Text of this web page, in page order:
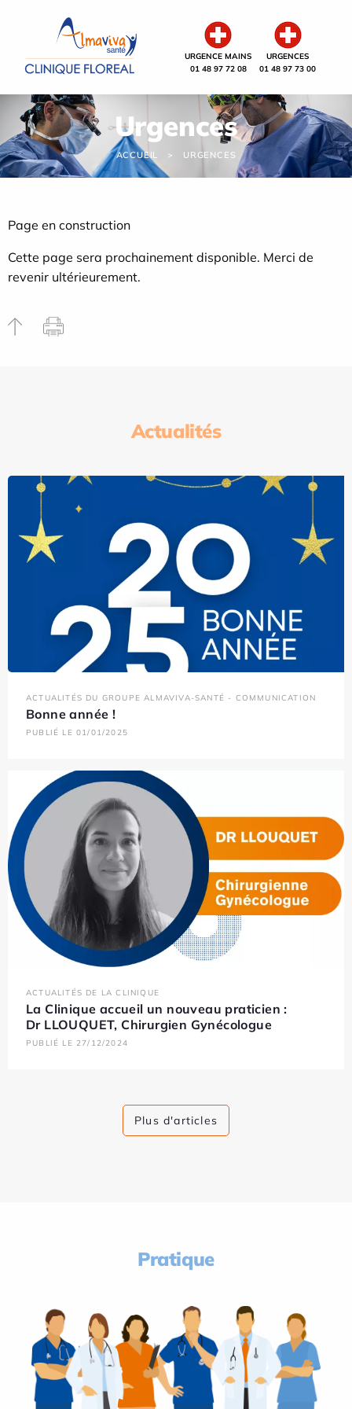
URGENCE MAINS
01 48 97 72 08
URGENCES
01 48 97 73 00
Urgences
ACCUEIL URGENCES
Page en construction
Cette page sera prochainement disponible. Merci de
revenir ultérieurement.
Actualités
ACTUALITÉS DU GROUPE ALMAVIVA-SANTÉ - COMMUNICATION
Bonne année !
PUBLIÉ LE 01/01/2025
ACTUALITÉS DE LA CLINIQUE
La Clinique accueil un nouveau praticien :
Dr LLOUQUET, Chirurgien Gynécologue
PUBLIÉ LE 27/12/2024
Plus d'articles
Pratique